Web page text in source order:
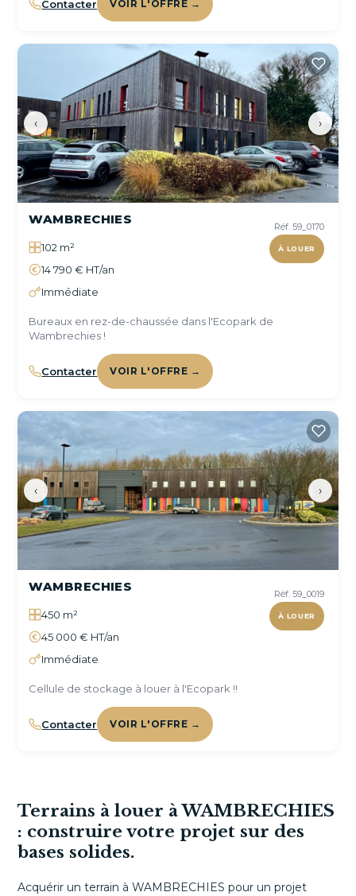
Contacter VOIR L'OFFRE →
‹ ›
Réf. 59_0170
À LOUER
WAMBRECHIES
102 m²
14 790 € HT/an
Immédiate
Bureaux en rez-de-chaussée dans l'Ecopark de
Wambrechies !
Contacter VOIR L'OFFRE →
‹ ›
Réf. 59_0019
À LOUER
WAMBRECHIES
450 m²
45 000 € HT/an
Immédiate
Cellule de stockage à louer à l'Ecopark !!
Contacter VOIR L'OFFRE →
Terrains à louer à WAMBRECHIES
: construire votre projet sur des
bases solides.
Acquérir un terrain à WAMBRECHIES pour un projet